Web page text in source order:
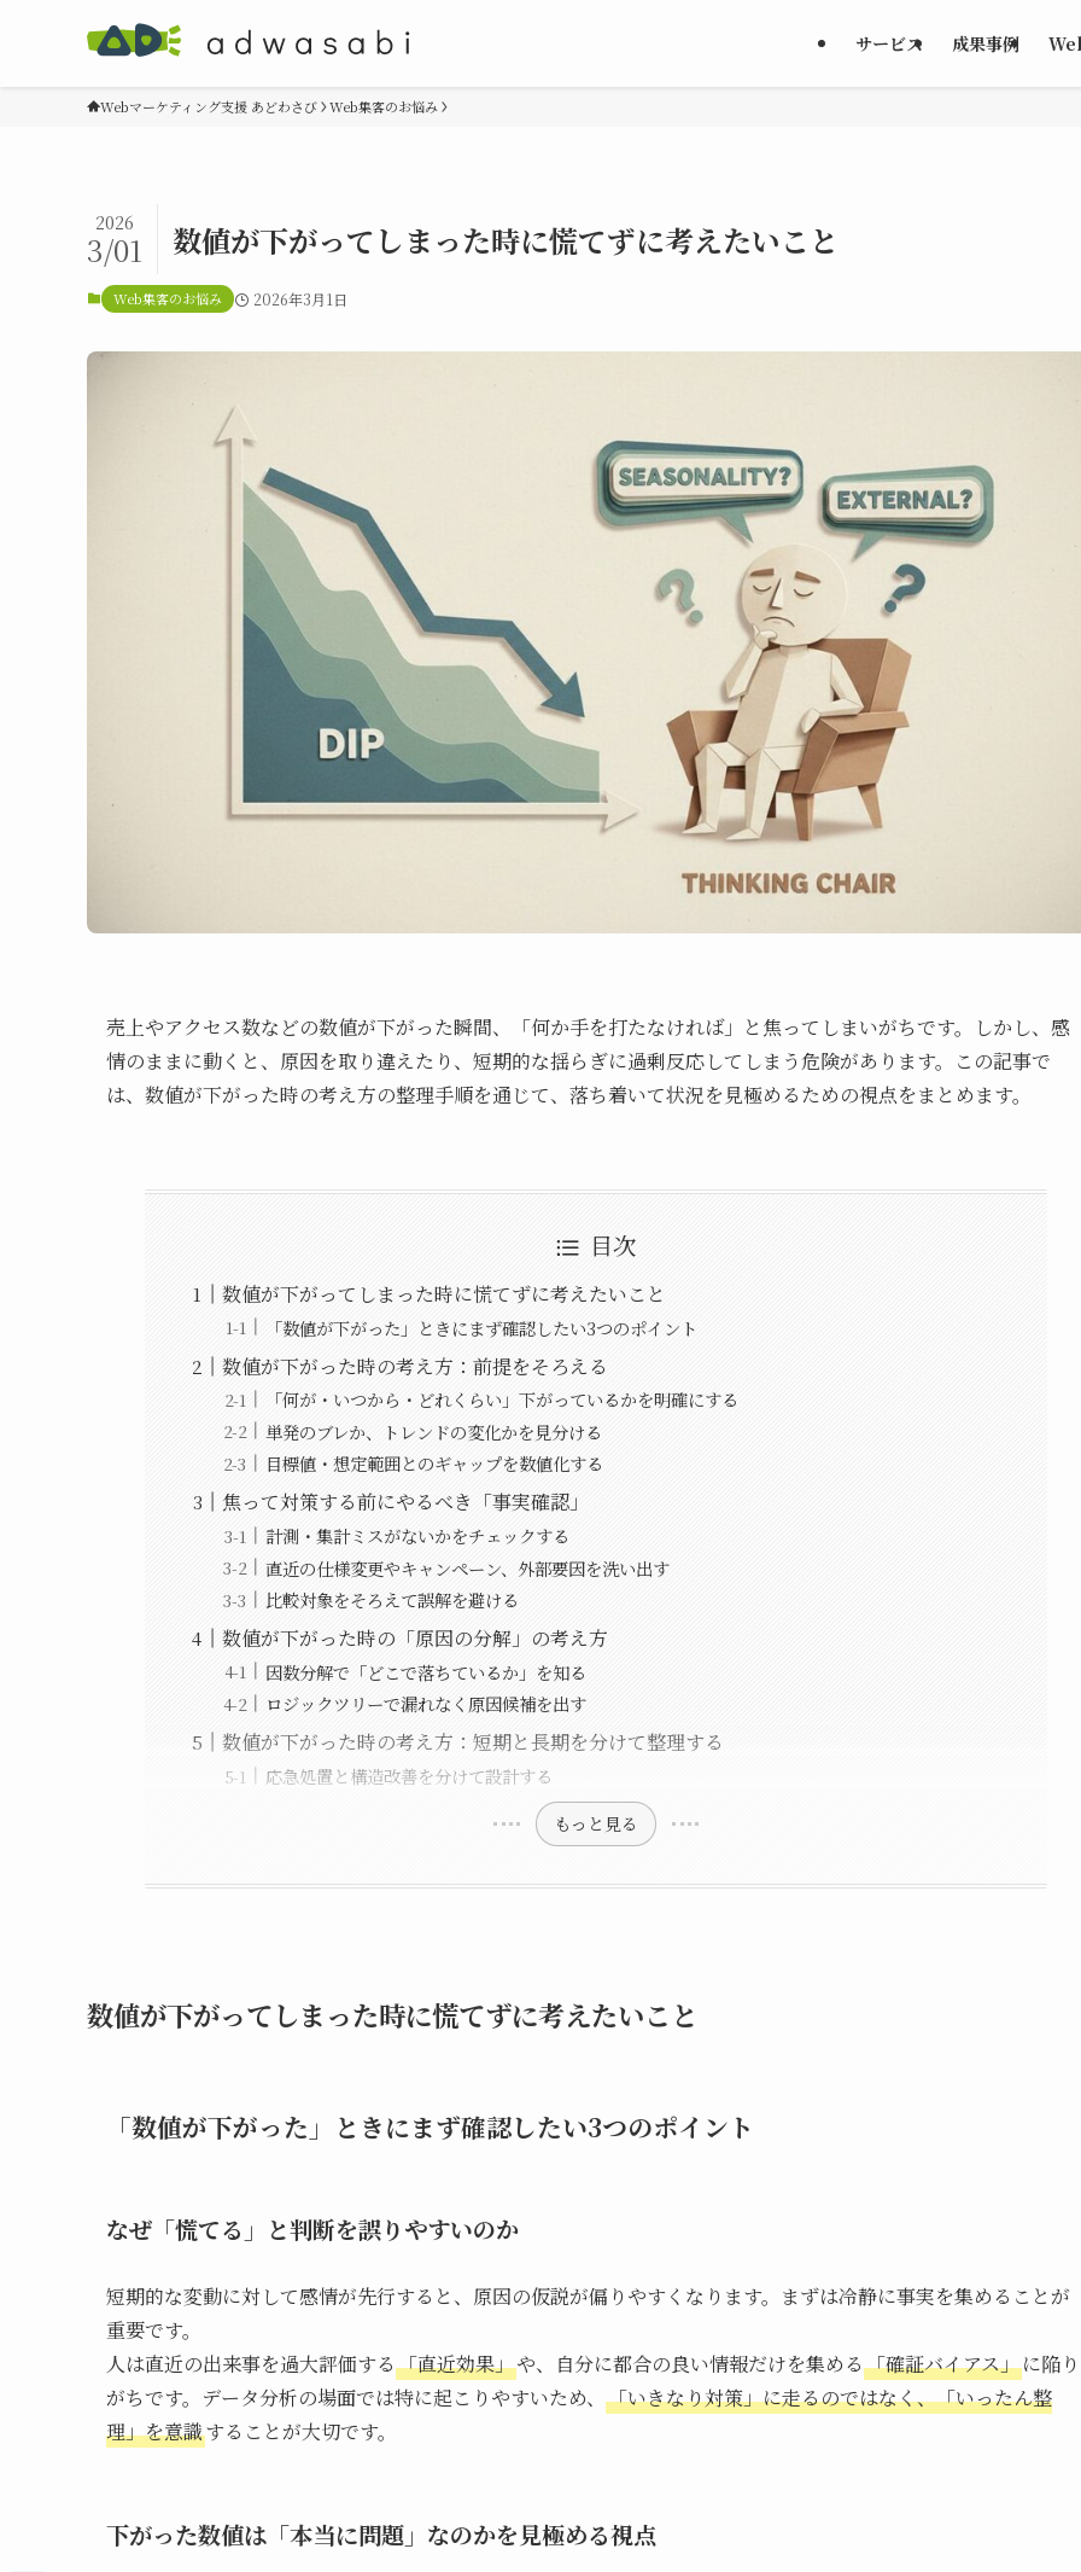
サービス 成果事例
Webマーケティング支援 あどわさび Web集客のお悩み
数値が下がってしまった時に慌てずに考えたいこと
2026
3/01
Web集客のお悩み 2026年3月1日
売上やアクセス数などの数値が下がった瞬間、「何か手を打たなければ」と焦ってしまいがちです。しかし、感
情のままに動くと、原因を取り違えたり、短期的な揺らぎに過剰反応してしまう危険があります。この記事で
は、数値が下がった時の考え方の整理手順を通じて、落ち着いて状況を見極めるための視点をまとめます。
目次
数値が下がってしまった時に慌てずに考えたいこと
「数値が下がった」ときにまず確認したい3つのポイント
数値が下がった時の考え方：前提をそろえる
「何が・いつから・どれくらい」下がっているかを明確にする
単発のブレか、トレンドの変化かを見分ける
目標値・想定範囲とのギャップを数値化する
焦って対策する前にやるべき「事実確認」
計測・集計ミスがないかをチェックする
直近の仕様変更やキャンペーン、外部要因を洗い出す
比較対象をそろえて誤解を避ける
数値が下がった時の「原因の分解」の考え方
因数分解で「どこで落ちているか」を知る
ロジックツリーで漏れなく原因候補を出す
数値が下がった時の考え方：短期と長期を分けて整理する
応急処置と構造改善を分けて設計する
もっと見る
数値が下がってしまった時に慌てずに考えたいこと
「数値が下がった」ときにまず確認したい3つのポイント
なぜ「慌てる」と判断を誤りやすいのか
短期的な変動に対して感情が先行すると、原因の仮説が偏りやすくなります。まずは冷静に事実を集めることが
重要です。
人は直近の出来事を過大評価する 「直近効果」や、自分に都合の良い情報だけを集める 「確証バイアス」に陥り
がちです。データ分析の場面では特に起こりやすいため、 「いきなり対策」に走るのではなく、「いったん整
理」を意識することが大切です。
下がった数値は「本当に問題」なのかを見極める視点